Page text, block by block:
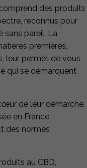
des produits
reconnus pour
sans pareil. La
premières,
leur permet de vous
qui se démarquent
de leur démarche.
en France,
des normes
au CBD,